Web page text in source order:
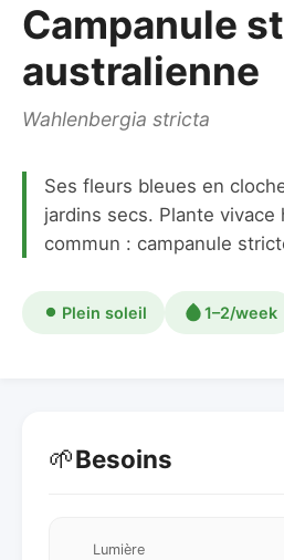
Campanule
australienne
Wahlenbergia stricta
Ses fleurs bleues en
jardins secs. Plante vivace
commun : campanule
Plein soleil 1–2/week
🌱Besoins
Lumière